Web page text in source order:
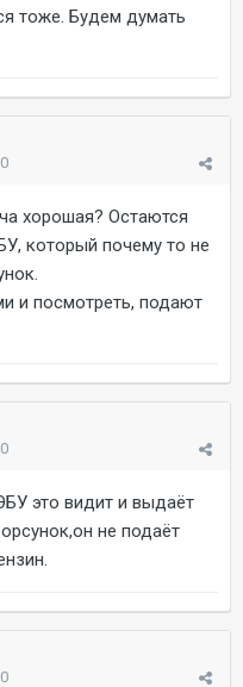
тоже. Будем думать
хорошая? Остаются
который почему то не
и посмотреть, подают
это видит и выдаёт
не подаёт